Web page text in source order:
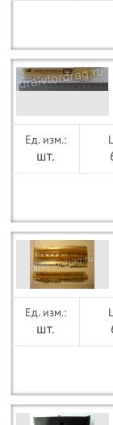
шт.
шт.